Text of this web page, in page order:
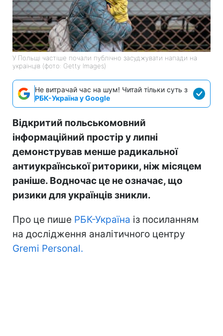
У Польщі частіше почали публічно засуджувати напади на
українців (фото: Getty Images)
Не витрачай час на шум! Читай тільки суть з
РБК-Україна у Google
Відкритий польськомовний
інформаційний простір у липні
демонстрував менше радикальної
антиукраїнської риторики, ніж місяцем
раніше. Водночас це не означає, що
ризики для українців зникли.
Про це пише РБК-Україна із посиланням
на дослідження аналітичного центру
Gremi Personal.